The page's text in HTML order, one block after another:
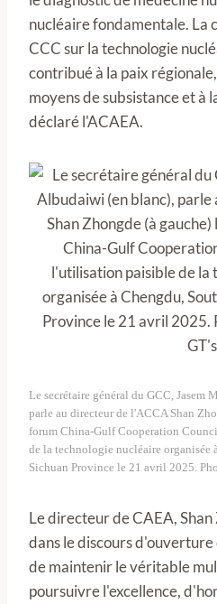
nucléaire fondamentale. La
CCC sur la technologie
contribué à la paix
moyens de subsistance et à
déclaré l'ACAEA.
Le secrétaire général du GCC, Jasem
parle au directeur de l'ACCA Shan
forum China-Gulf Cooperation
de la technologie nucléaire organisée
Sichuan Province le 21 avril 2025.
Le directeur de CAEA,
dans le discours
de maintenir le véritable
poursuivre l'excellence,